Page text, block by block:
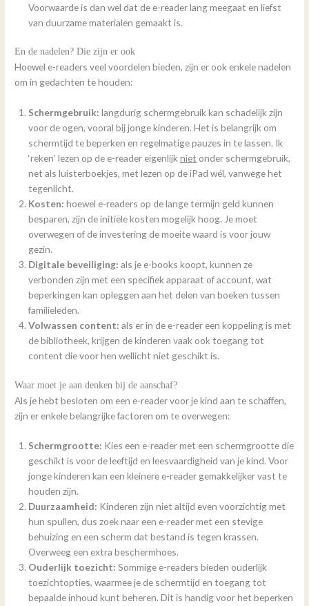
Voorwaarde is dan wel dat de e-reader lang meegaat en liefst
van duurzame materialen gemaakt is.
En de nadelen? Die zijn er ook
Hoewel e-readers veel voordelen bieden, zijn er ook enkele nadelen
om in gedachten te houden:
Schermgebruik: langdurig schermgebruik kan schadelijk zijn
voor de ogen, vooral bij jonge kinderen. Het is belangrijk om
schermtijd te beperken en regelmatige pauzes in te lassen. Ik
‘reken’ lezen op de e-reader eigenlijkniet onder schermgebruik,
net als luisterboekjes, met lezen op de iPad wél, vanwege het
tegenlicht.
Kosten: hoewel e-readers op de lange termijn geld kunnen
besparen, zijn de initiële kosten mogelijk hoog. Je moet
overwegen of de investering de moeite waard is voor jouw
gezin.
Digitale beveiliging: als je e-books koopt, kunnen ze
verbonden zijn met een specifiek apparaat of account, wat
beperkingen kan opleggen aan het delen van boeken tussen
familieleden.
Volwassen content:als er in de e-reader een koppeling is met
de bibliotheek, krijgen de kinderen vaak ook toegang tot
content die voor hen wellicht niet geschikt is.
Waar moet je aan denken bij de aanschaf?
Als je hebt besloten om een e-reader voor je kind aan te schaffen,
zijn er enkele belangrijke factoren om te overwegen:
Schermgrootte: Kies een e-reader met een schermgrootte die
geschikt is voor de leeftijd en leesvaardigheid van je kind. Voor
jonge kinderen kan een kleinere e-reader gemakkelijker vast te
houden zijn.
Duurzaamheid: Kinderen zijn niet altijd even voorzichtig met
hun spullen, dus zoek naar een e-reader met een stevige
behuizing en een scherm dat bestand is tegen krassen.
Overweeg een extra beschermhoes.
Ouderlijk toezicht: Sommige e-readers bieden ouderlijk
toezichtopties, waarmee je de schermtijd en toegang tot
bepaalde inhoud kunt beheren. Dit is handig voor het beperken